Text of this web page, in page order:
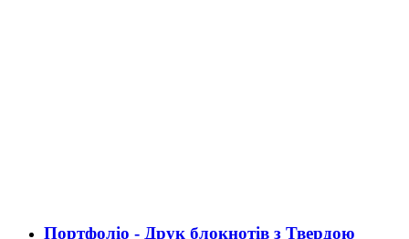
Портфоліо - Друк блокнотів з Твердою